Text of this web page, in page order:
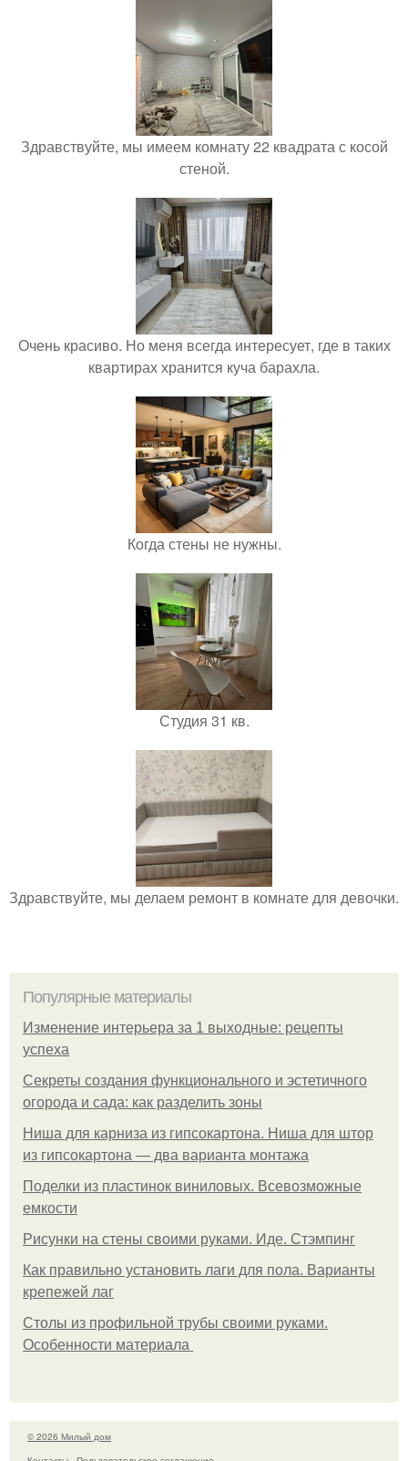
Здравствуйте, мы имеем комнату 22 квадрата с косой
стеной.
Очень красиво. Но меня всегда интересует, где в таких
квартирах хранится куча барахла.
Когда стены не нужны.
Студия 31 кв.
Здравствуйте, мы делаем ремонт в комнате для девочки.
Популярные материалы
Изменение интерьера за 1 выходные: рецепты
успеха
Секреты создания функционального и эстетичного
огорода и сада: как разделить зоны
Ниша для карниза из гипсокартона. Ниша для штор
из гипсокартона — два варианта монтажа
Поделки из пластинок виниловых. Всевозможные
емкости
Рисунки на стены своими руками. Иде. Стэмпинг
Как правильно установить лаги для пола. Варианты
крепежей лаг
Столы из профильной трубы своими руками.
Особенности материала
© 2026 Милый дом